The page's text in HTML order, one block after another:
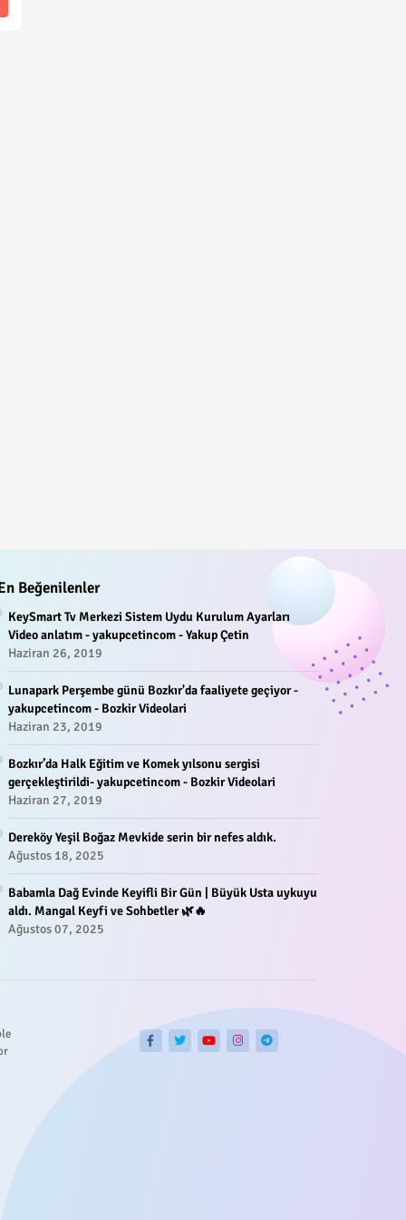
Beğenilenler
KeySmart Tv Merkezi Sistem Uydu Kurulum Ayarları
Video anlatım - yakupcetincom - Yakup Çetin
Haziran 26, 2019
Lunapark Perşembe günü Bozkır'da faaliyete geçiyor -
yakupcetincom - Bozkir Videolari
Haziran 23, 2019
Bozkır’da Halk Eğitim ve Komek yılsonu sergisi
gerçekleştirildi- yakupcetincom - Bozkir Videolari
Haziran 27, 2019
Dereköy Yeşil Boğaz Mevkide serin bir nefes aldık.
Ağustos 18, 2025
Babamla Dağ Evinde Keyifli Bir Gün | Büyük Usta uykuyu
aldı. Mangal Keyfi ve Sohbetler 🌿🔥
Ağustos 07, 2025